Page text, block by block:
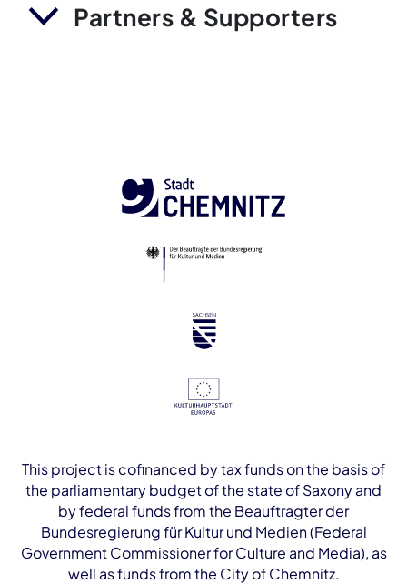
Partners & Supporters
This project is cofinanced by tax funds on the basis of
the parliamentary budget of the state of Saxony and
by federal funds from the Beauftragter der
Bundesregierung für Kultur und Medien (Federal
Government Commissioner for Culture and Media), as
well as funds from the City of Chemnitz.